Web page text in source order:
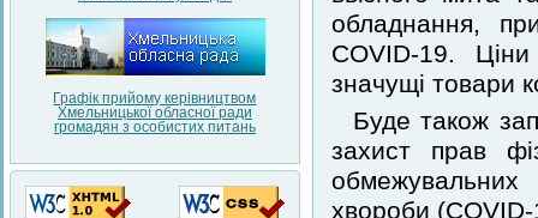
Графік прийому керівництвом
Хмельницької обласної ради
громадян з особистих питань
обладнання,
COVID-19.
значущі товари
Буде також
захист прав
обмежувальних
хвороби